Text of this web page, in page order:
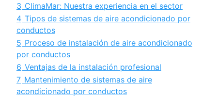
3 ClimaMar: Nuestra experiencia en el sector
4 Tipos de sistemas de aire acondicionado por
conductos
5 Proceso de instalación de aire acondicionado
por conductos
6 Ventajas de la instalación profesional
7 Mantenimiento de sistemas de aire
acondicionado por conductos